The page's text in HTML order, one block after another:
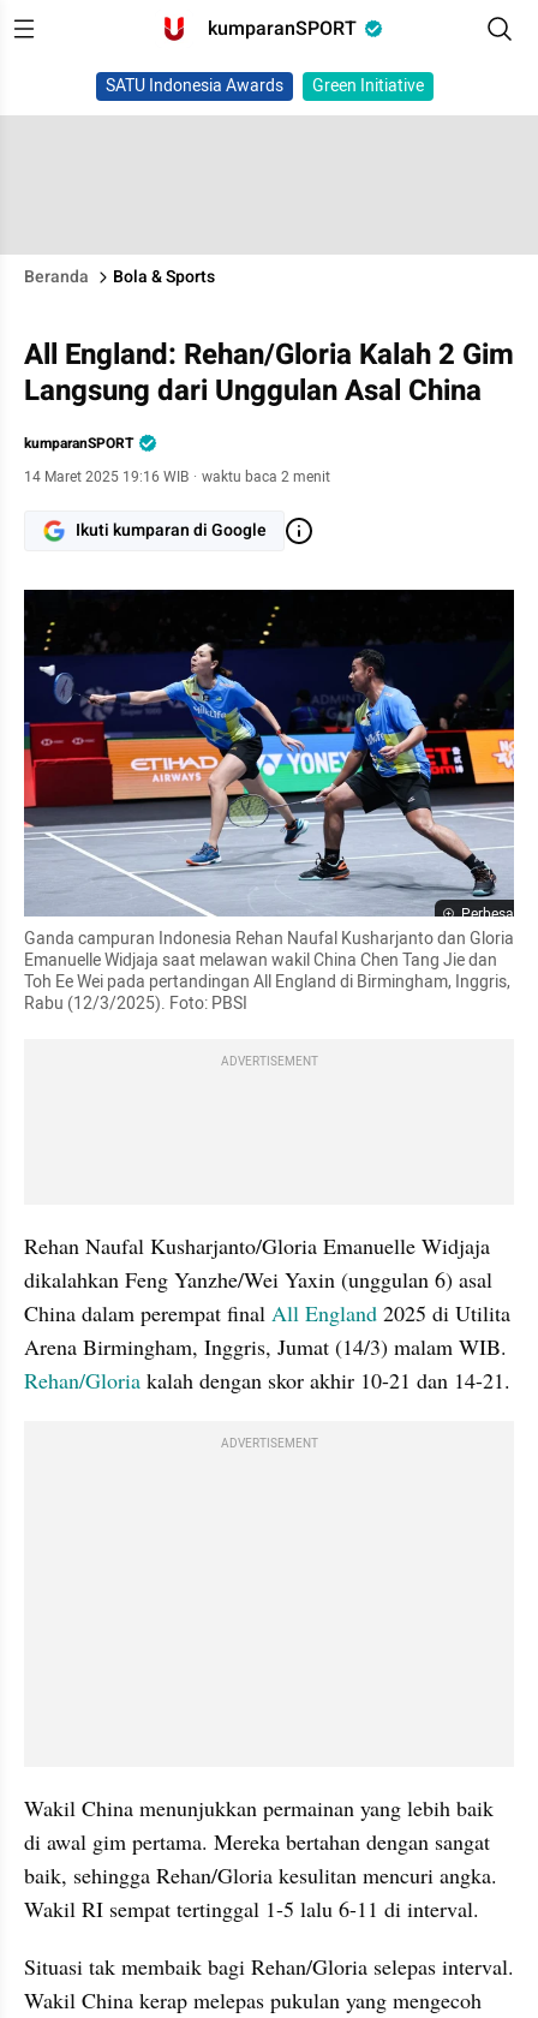
kumparanSPORT
SATU Indonesia Awards Green Initiative
Beranda Bola & Sports
All England: Rehan/Gloria Kalah 2 Gim
Langsung dari Unggulan Asal China
kumparanSPORT
14 Maret 2025 19:16 WIB · waktu baca 2 menit
Ikuti kumparan di Google
Perbesar
Ganda campuran Indonesia Rehan Naufal Kusharjanto dan Gloria
Emanuelle Widjaja saat melawan wakil China Chen Tang Jie dan
Toh Ee Wei pada pertandingan All England di Birmingham, Inggris,
Rabu (12/3/2025). Foto: PBSI
ADVERTISEMENT
Rehan Naufal Kusharjanto/Gloria Emanuelle Widjaja
dikalahkan Feng Yanzhe/Wei Yaxin (unggulan 6) asal
China dalam perempat final All England 2025 di Utilita
Rehan/Gloria kalah dengan skor akhir 10-21 dan 14-21.
ADVERTISEMENT
Wakil China menunjukkan permainan yang lebih baik
di awal gim pertama. Mereka bertahan dengan sangat
baik, sehingga Rehan/Gloria kesulitan mencuri angka.
Wakil RI sempat tertinggal 1-5 lalu 6-11 di interval.
Situasi tak membaik bagi Rehan/Gloria selepas interval.
Wakil China kerap melepas pukulan yang mengecoh